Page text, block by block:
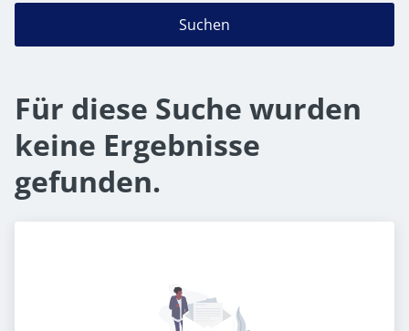
Suchen
Für diese Suche wurden
keine Ergebnisse
gefunden.